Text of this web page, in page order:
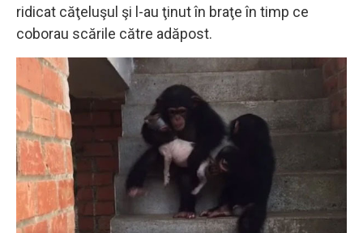
ridicat căţeluşul şi l-au ţinut în braţe în timp ce
coborau scările către adăpost.